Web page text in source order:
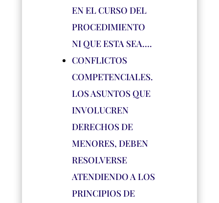
EN EL CURSO DEL
PROCEDIMIENTO
NI QUE ESTA SEA….
CONFLICTOS
COMPETENCIALES.
LOS ASUNTOS QUE
INVOLUCREN
DERECHOS DE
MENORES, DEBEN
RESOLVERSE
ATENDIENDO A LOS
PRINCIPIOS DE